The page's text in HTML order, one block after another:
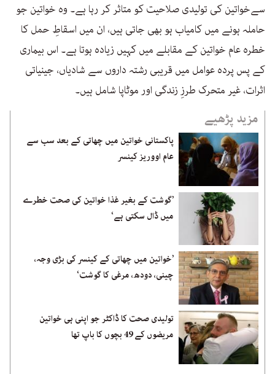
سےخواتین کی تولیدی صلاحیت کو متاثر کر رہا ہے۔ وہ خواتین جو
حاملہ ہونے میں کامیاب ہو بھی جاتی ہیں، ان میں اسقاطِ حمل کا
خطرہ عام خواتین کے مقابلے میں کہیں زیادہ ہوتا ہے۔ اس بیماری
کے پس پردہ عوامل میں قریبی رشتہ داروں سے شادیاں، جینیاتی
اثرات، غیر متحرک طرزِ زندگی اور موٹاپا شامل ہیں۔
مزید پڑھیے
پاکستانی خواتین میں چھاتی کے بعد سب سے
عام اووریز کینسر
’گوشت کے بغیر غذا خواتین کی صحت خطرے
میں ڈال سکتی ہے‘
’خواتین میں چھاتی کے کینسر کی بڑی وجہ،
چینی، دودھ، مرغی کا گوشت‘
تولیدی صحت کا ڈاکٹر جو اپنی ہی خواتین
مریضوں کے 49 بچوں کا باپ تھا